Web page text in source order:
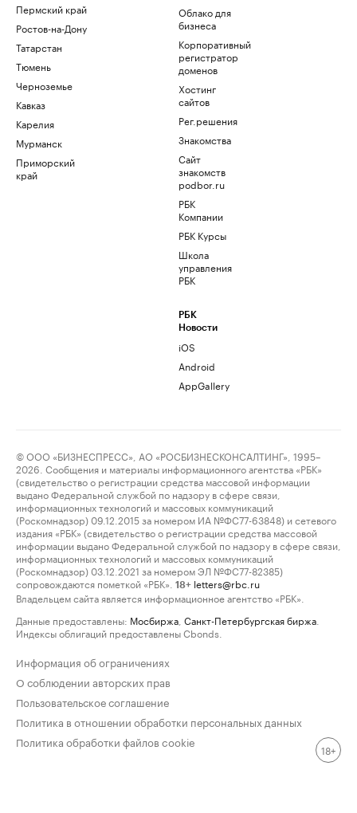
Пермский край
Ростов-на-Дону
Татарстан
Тюмень
Черноземье
Кавказ
Карелия
Мурманск
Приморский
край
Облако для
бизнеса
Корпоративный
регистратор
доменов
Хостинг
сайтов
Рег.решения
Знакомства
Сайт
знакомств
podbor.ru
РБК
Компании
РБК Курсы
Школа
управления
РБК
РБК
Новости
iOS
Android
AppGallery
© ООО «БИЗНЕСПРЕСС», АО «РОСБИЗНЕСКОНСАЛТИНГ», 1995–
2026. Сообщения и материалы информационного агентства «РБК»
(свидетельство о регистрации средства массовой информации
выдано Федеральной службой по надзору в сфере связи,
информационных технологий и массовых коммуникаций
(Роскомнадзор) 09.12.2015 за номером ИА №ФС77-63848) и сетевого
издания «РБК» (свидетельство о регистрации средства массовой
информации выдано Федеральной службой по надзору в сфере связи,
информационных технологий и массовых коммуникаций
(Роскомнадзор) 03.12.2021 за номером ЭЛ №ФС77-82385)
сопровождаются пометкой «РБК».
18+ letters@rbc.ru
Владельцем сайта является информационное агентство «РБК».
Данные предоставлены: Мосбиржа Санкт-Петербургская биржа
Индексы облигаций предоставлены Cbonds.
Информация об ограничениях
О соблюдении авторских прав
Пользовательское соглашение
Политика в отношении обработки персональных данных
Политика обработки файлов cookie
18+